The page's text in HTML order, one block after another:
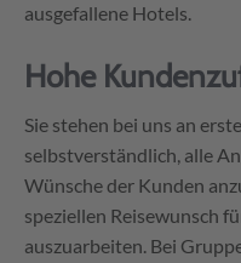
ausgefallene Hotels.
Hohe
Sie stehen bei uns an
selbstverständlich, alle
Wünsche der Kunden
speziellen Reisewunsch
auszuarbeiten. Bei